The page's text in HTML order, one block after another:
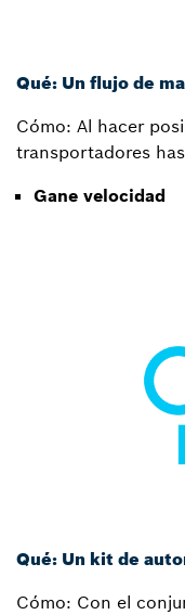
Qué: Un flujo de
Cómo: Al hacer
transportadores
Gane velocidad
Qué: Un kit de
Cómo: Con el